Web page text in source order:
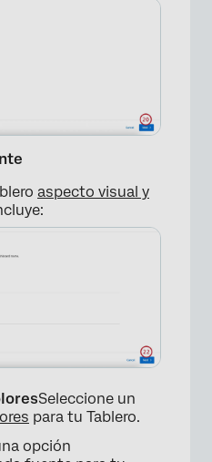
aspecto visual y
Seleccione un
para tu Tablero.
opción